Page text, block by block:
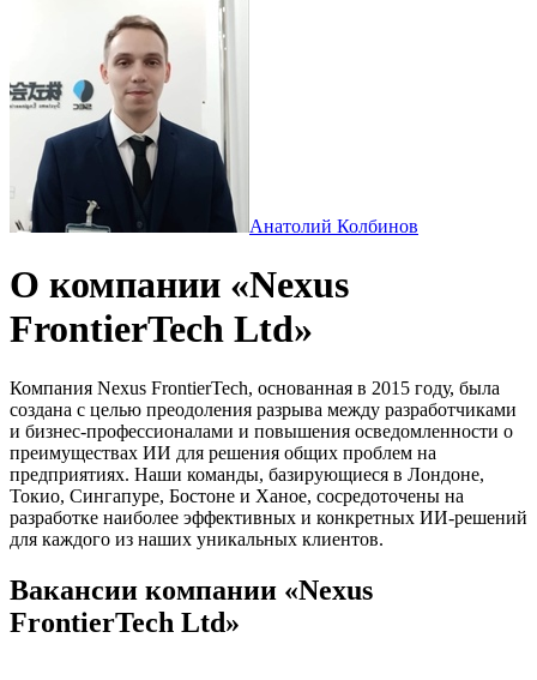
Анатолий Колбинов
О компании «Nexus
FrontierTech Ltd»
Компания Nexus FrontierTech, основанная в 2015 году, была
создана с целью преодоления разрыва между разработчиками
и бизнес-профессионалами и повышения осведомленности о
преимуществах ИИ для решения общих проблем на
предприятиях. Наши команды, базирующиеся в Лондоне,
Токио, Сингапуре, Бостоне и Ханое, сосредоточены на
разработке наиболее эффективных и конкретных ИИ-решений
для каждого из наших уникальных клиентов.
Вакансии компании «Nexus
FrontierTech Ltd»